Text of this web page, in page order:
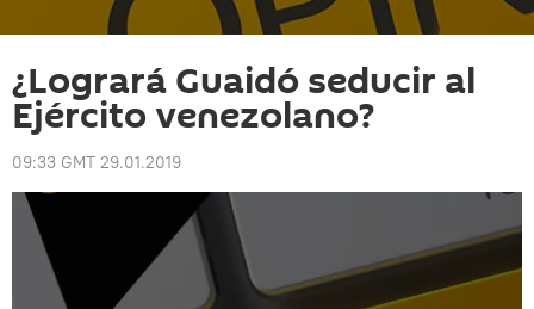
¿Logrará Guaidó seducir al
Ejército venezolano?
09:33 GMT 29.01.2019